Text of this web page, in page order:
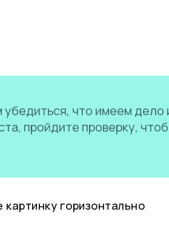
что имеем дело
пройдите проверку,
картинку горизонтально